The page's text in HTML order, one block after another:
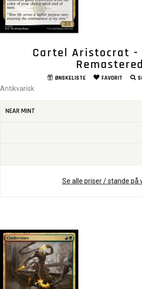
Cartel Aristocrat -
Remastered
ØNSKELISTE FAVORIT
Antikvarisk
NEAR MINT
Se alle priser / stande på